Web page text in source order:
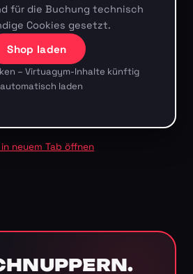
für die Buchung technisch
Cookies gesetzt.
Shop laden
– Virtuagym-Inhalte künftig
automatisch laden
neuem Tab öffnen